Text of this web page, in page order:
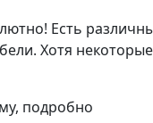
Есть
Хотя некоторые
подробно